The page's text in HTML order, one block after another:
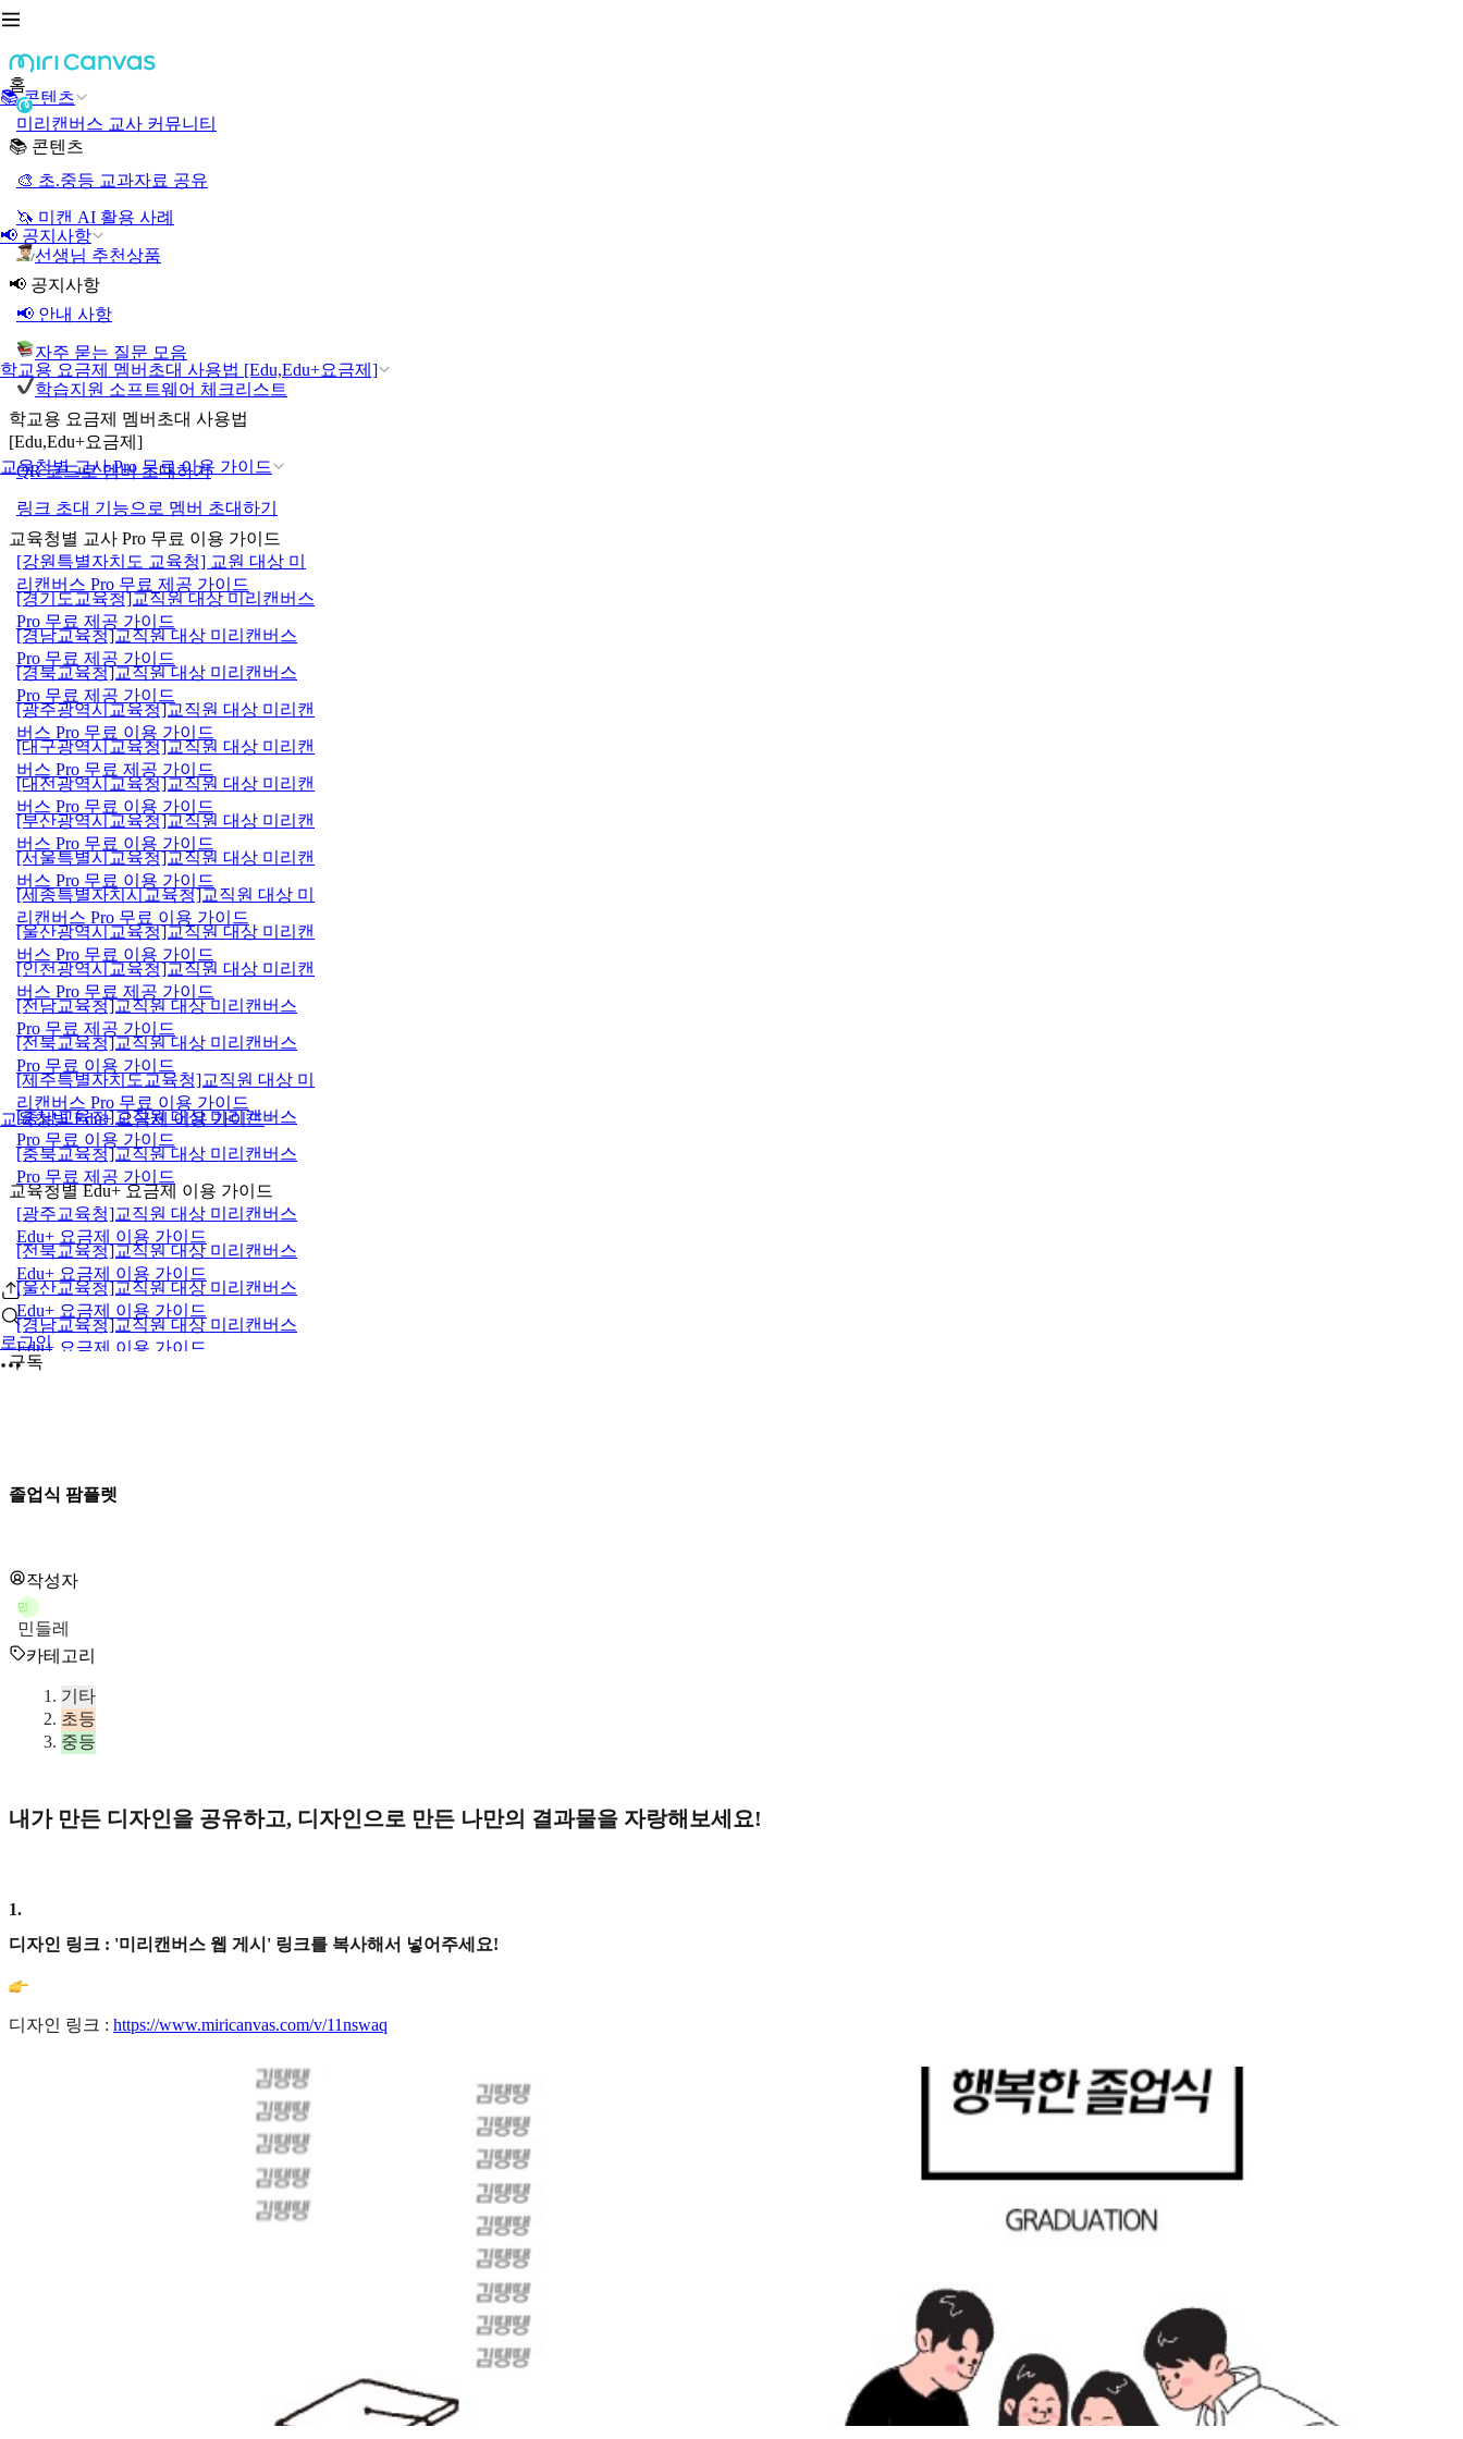
📚 콘텐츠
📢 공지사항
학교용 요금제 멤버초대 사용법 [Edu,Edu+요금제]
교육청별 교사 Pro 무료 이용 가이드
교육청별 Edu+ 요금제 이용 가이드
로그인
홈
미리캔버스 교사 커뮤니티
📚 콘텐츠
🎨 초.중등 교과자료 공유
🦄 미캔 AI 활용 사례
선생님 추천상품
📢 공지사항
📢 안내 사항
자주 묻는 질문 모음
학습지원 소프트웨어 체크리스트
학교용 요금제 멤버초대 사용법
[Edu,Edu+요금제]
QR 코드로 멤버 초대하기
링크 초대 기능으로 멤버 초대하기
교육청별 교사 Pro 무료 이용 가이드
[강원특별자치도 교육청] 교원 대상 미
리캔버스 Pro 무료 제공 가이드
[경기도교육청]교직원 대상 미리캔버스
Pro 무료 제공 가이드
[경남교육청]교직원 대상 미리캔버스
Pro 무료 제공 가이드
[경북교육청]교직원 대상 미리캔버스
Pro 무료 제공 가이드
[광주광역시교육청]교직원 대상 미리캔
버스 Pro 무료 이용 가이드
[대구광역시교육청]교직원 대상 미리캔
버스 Pro 무료 제공 가이드
[대전광역시교육청]교직원 대상 미리캔
버스 Pro 무료 이용 가이드
[부산광역시교육청]교직원 대상 미리캔
버스 Pro 무료 이용 가이드
[서울특별시교육청]교직원 대상 미리캔
버스 Pro 무료 이용 가이드
[세종특별자치시교육청]교직원 대상 미
리캔버스 Pro 무료 이용 가이드
[울산광역시교육청]교직원 대상 미리캔
버스 Pro 무료 이용 가이드
[인천광역시교육청]교직원 대상 미리캔
버스 Pro 무료 제공 가이드
[전남교육청]교직원 대상 미리캔버스
Pro 무료 제공 가이드
[전북교육청]교직원 대상 미리캔버스
Pro 무료 이용 가이드
[제주특별자치도교육청]교직원 대상 미
리캔버스 Pro 무료 이용 가이드
[충남교육청]교직원 대상 미리캔버스
Pro 무료 이용 가이드
[충북교육청]교직원 대상 미리캔버스
Pro 무료 제공 가이드
교육청별 Edu+ 요금제 이용 가이드
[광주교육청]교직원 대상 미리캔버스
Edu+ 요금제 이용 가이드
[전북교육청]교직원 대상 미리캔버스
Edu+ 요금제 이용 가이드
[울산교육청]교직원 대상 미리캔버스
Edu+ 요금제 이용 가이드
[경남교육청]교직원 대상 미리캔버스
Edu+ 요금제 이용 가이드
구독
졸업식 팜플렛
작성자
민
민들레
카테고리
기타
초등
중등
내가 만든 디자인을 공유하고, 디자인으로 만든 나만의 결과물을 자랑해보세요!
1.
디자인 링크 : '미리캔버스 웹 게시' 링크를 복사해서 넣어주세요!
디자인 링크 : https://www.miricanvas.com/v/11nswaq